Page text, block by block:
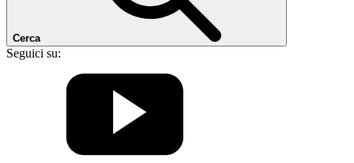
Cerca
Seguici su: